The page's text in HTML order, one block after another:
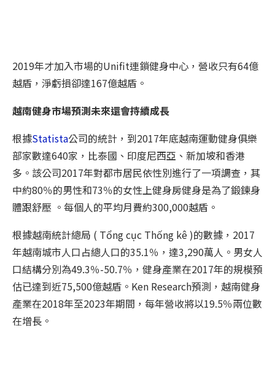
2019年才加入市場的Unifit連鎖健身中心，營收只有64億
越盾，淨虧損卻達167億越盾。
越南健身市場預測未來還會持續成長
根據Statista公司的統計，到2017年底越南運動健身俱樂
部家數達640家，比泰國、印度尼西亞、新加坡和香港
多。該公司2017年對都市居民依性別進行了一項調查，其
中約80％的男性和73％的女性上健身房健身是為了鍛鍊身
體跟舒壓 。每個人的平均月費約300,000越盾。
根據越南統計總局 ( Tổng cục Thống kê )的數據，2017
年越南城市人口占總人口的35.1％，達3,290萬人。男女人
口結構分別為49.3％-50.7％，健身產業在2017年的規模預
估已達到近75,500億越盾。Ken Research預測，越南健身
產業在2018年至2023年期間，每年營收將以19.5％兩位數
在增長。